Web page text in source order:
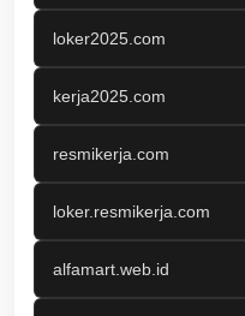
loker2025.com
kerja2025.com
resmikerja.com
loker.resmikerja.com
alfamart.web.id